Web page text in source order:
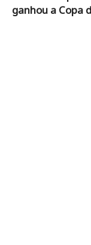
ganhou a Copa